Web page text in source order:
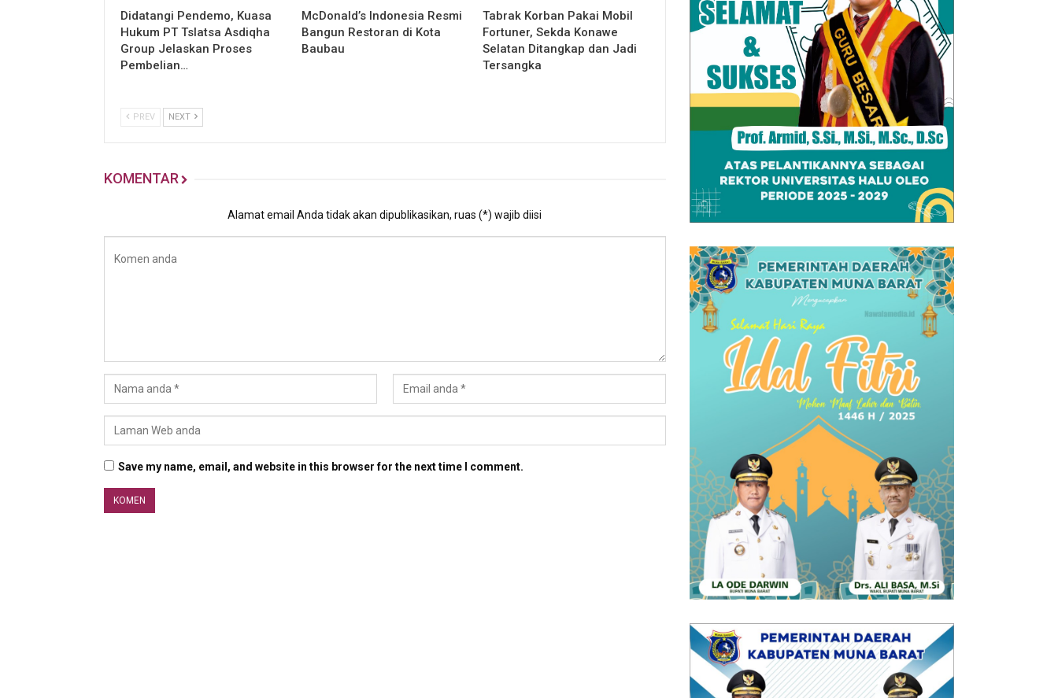
Didatangi Pendemo, Kuasa
Hukum PT Tslatsa Asdiqha
Group Jelaskan Proses
Pembelian…
McDonald’s Indonesia Resmi
Bangun Restoran di Kota
Baubau
Tabrak Korban Pakai Mobil
Fortuner, Sekda Konawe
Selatan Ditangkap dan Jadi
Tersangka
PREV NEXT
KOMENTAR
Alamat email Anda tidak akan dipublikasikan, ruas (*) wajib diisi
Save my name, email, and website in this browser for the next time I comment.